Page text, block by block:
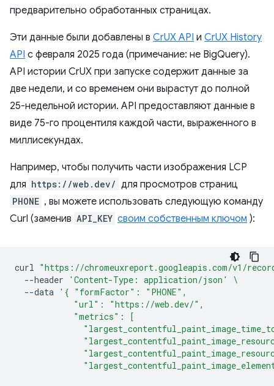
предварительно обработанных страницах.
Эти данные были добавлены в CrUX API и CrUX History
API с февраля 2025 года (примечание: не BigQuery).
API истории CrUX при запуске содержит данные за
две недели, и со временем они вырастут до полной
25-недельной истории. API предоставляют данные в
виде 75-го процентиля каждой части, выраженного в
миллисекундах.
Например, чтобы получить части изображения LCP
для https://web.dev/ для просмотров страниц
PHONE , вы можете использовать следующую команду
Curl (заменив API_KEY своим собственным ключом ):
curl "https://chromeuxreport.googleapis.com/v1/
--header
'Content-Type: application/json'
\
--data '{ "formFactor": "PHONE",
            "url": "https://web.dev/",
            "metrics": [